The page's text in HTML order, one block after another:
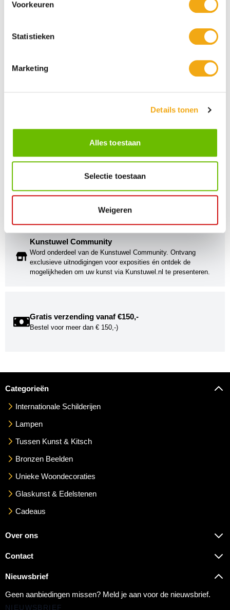
Voorkeuren
Statistieken
Marketing
Details tonen
Alles toestaan
Selectie toestaan
Weigeren
Kunst voor iedereen
Onze Bronzen Beelden die met vuur tot leven worden
Kunstuwel Community
Word onderdeel van de Kunstuwel Community. Ontvang
exclusieve uitnodigingen voor exposities én ontdek de
mogelijkheden om uw kunst via Kunstuwel.nl te presenteren.
Gratis verzending vanaf €150,-
Bestel voor meer dan € 150,-)
Categorieën
Internationale Schilderijen
Lampen
Tussen Kunst & Kitsch
Bronzen Beelden
Unieke Woondecoraties
Glaskunst & Edelstenen
Cadeaus
Over ons
Contact
Nieuwsbrief
Geen aanbiedingen missen? Meld je aan voor de nieuwsbrief.
NIEUWSBRIEF